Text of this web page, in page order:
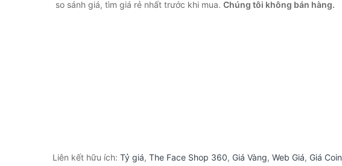
so sánh giá, tìm giá rẻ nhất trước khi mua. Chúng tôi không bán hàng.
Liên kết hữu ích: Tỷ giá, The Face Shop 360, Giá Vàng, Web Giá, Giá Coin